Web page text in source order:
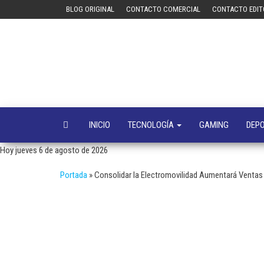
BLOG ORIGINAL CONTACTO COMERCIAL CONTACTO
INICIO TECNOLOGÍA GAMING
Hoy jueves 6 de agosto de 2026
Portada »Consolidar la Electromovilidad Aumentará